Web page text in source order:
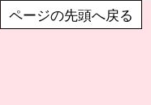
しま
あ
での
い
報交
ページの先頭へ戻る